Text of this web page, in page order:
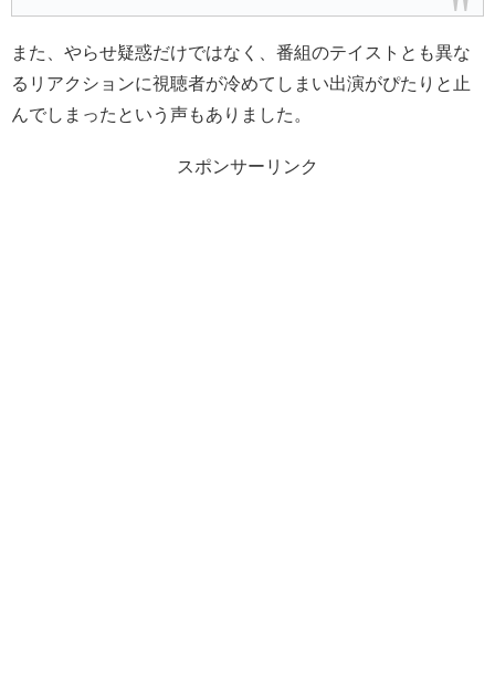
また、やらせ疑惑だけではなく、番組のテイストとも異な
るリアクションに視聴者が冷めてしまい出演がぴたりと止
んでしまったという声もありました。
スポンサーリンク